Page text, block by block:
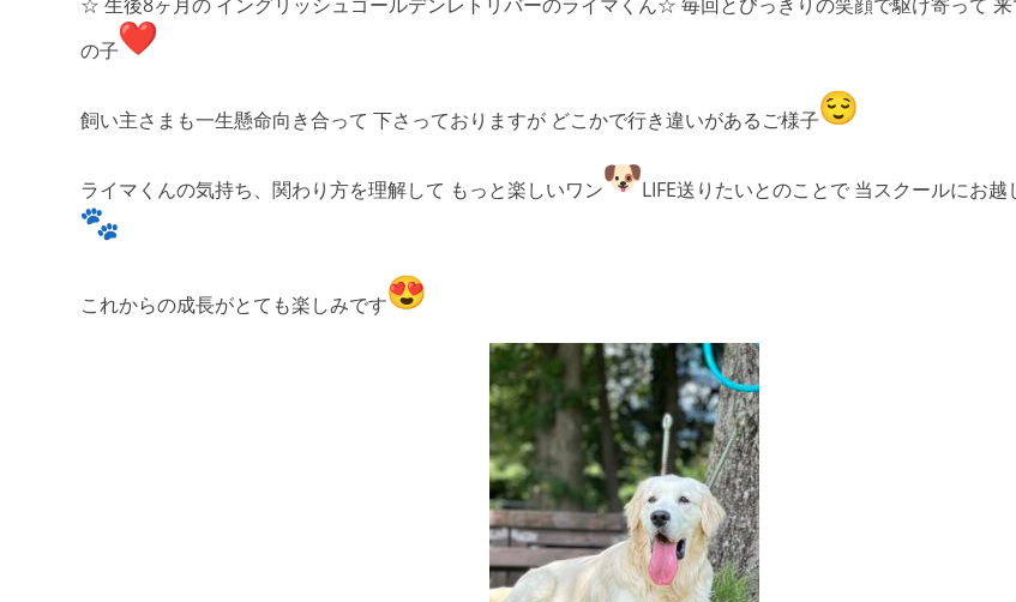
の子
飼い主さまも一生懸命向き合って 下さっておりますが どこかで行き違いがあるご様子
ライマくんの気持ち、関わり方を理解して もっと楽しいワン LIFE送りたいとのことで 当スクールにお越
これからの成長がとても楽しみです